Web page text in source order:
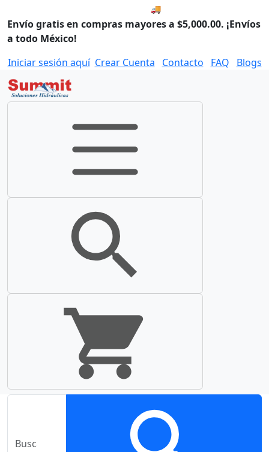
🚚 Compra antes de las
Envío gratis en compras mayores a $5,000.00. ¡Envíos
a todo México!
Iniciar sesión aquí Crear Cuenta Contacto FAQ Blogs